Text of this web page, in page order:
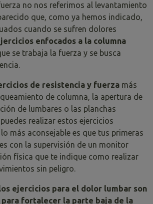
no nos referimos al levantamiento
que, como ya hemos indicado,
cuando se sufren dolores
enfocados a la columna
se trabaja la fuerza y se busca
de resistencia y fuerza más
de columna, la apertura de
de lumbares o las planchas
realizar estos ejercicios
más aconsejable es que tus primeras
con la supervisión de un monitor
física que te indique como realizar
sin peligro.
ejercicios para el dolor lumbar son
para fortalecer la parte baja de la